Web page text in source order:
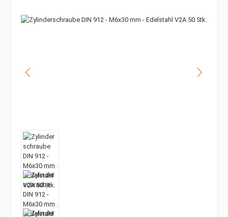
Bildergalerie überspringen